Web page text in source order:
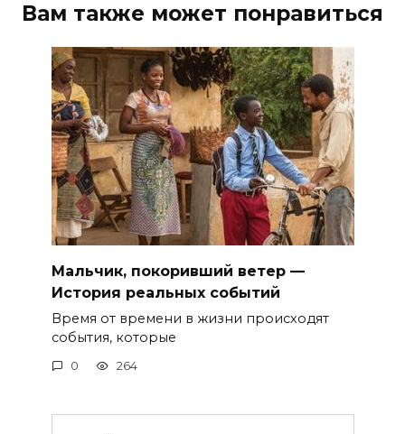
Вам также может понравиться
Мальчик, покоривший ветер —
История реальных событий
Время от времени в жизни происходят
события, которые
0 264